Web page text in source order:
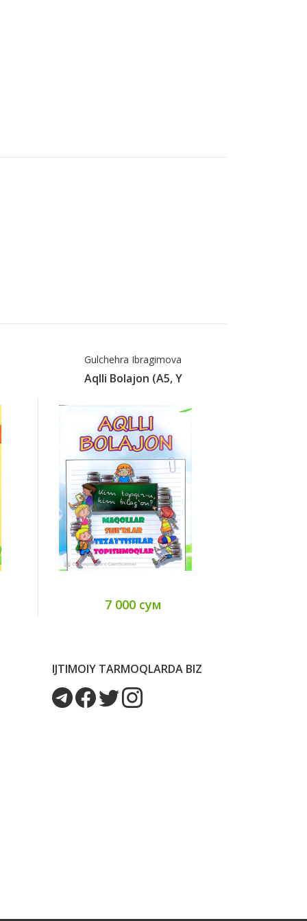
Gulchehra Ibragimova
Aqlli Bolajon (А5, Y
7 000 сум
IJTIMOIY TARMOQLARDA BIZ